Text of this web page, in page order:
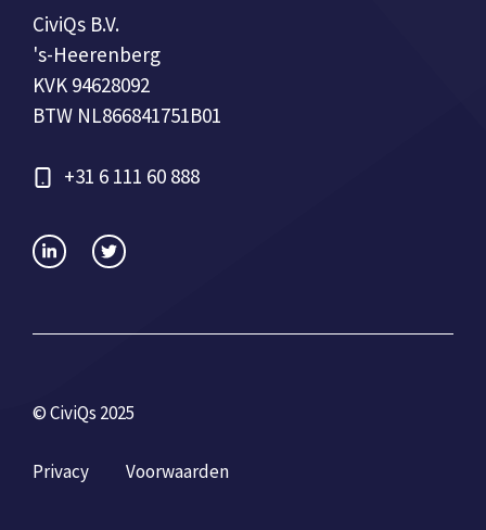
CiviQs B.V.
's-Heerenberg
KVK 94628092
BTW NL866841751B01
+31 6 111 60 888
© CiviQs 2025
Privacy Voorwaarden